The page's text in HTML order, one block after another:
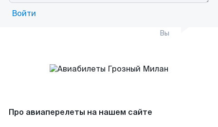
Войти
Вы
Про авиаперелеты на нашем сайте